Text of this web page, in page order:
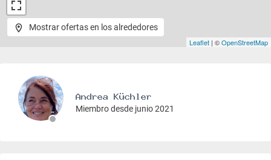
Leaflet | ©OpenStreetMap
Mostrar ofertas en los alrededores
Miembro desde junio 2021